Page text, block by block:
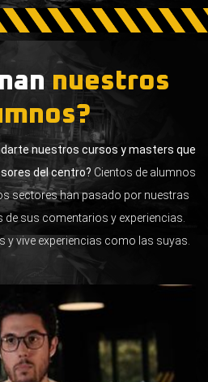
nuestros
nuestros cursos y masters que
del centro? Cientos de alumnos
sectores han pasado por nuestras
sus comentarios y experiencias.
y vive experiencias como las suyas.